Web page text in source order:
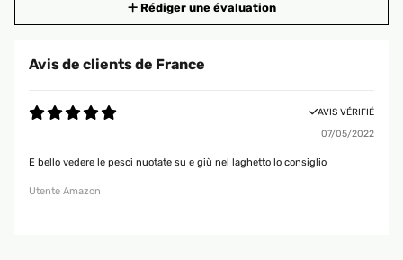
Rédiger une évaluation
Avis de clients de France
AVIS VÉRIFIÉ
07/05/2022
E bello vedere le pesci nuotate su e giù nel laghetto lo consiglio
Utente Amazon